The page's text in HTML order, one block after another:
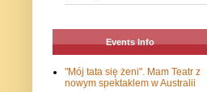
Events Info
"Mój tata się żeni". Mam Teatr z
nowym spektaklem w Australii